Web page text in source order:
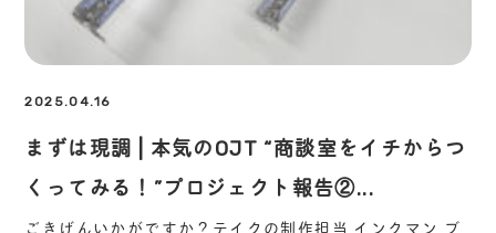
2025.04.16
まずは現調 | 本気のOJT “商談室をイチからつ
くってみる！”プロジェクト報告②...